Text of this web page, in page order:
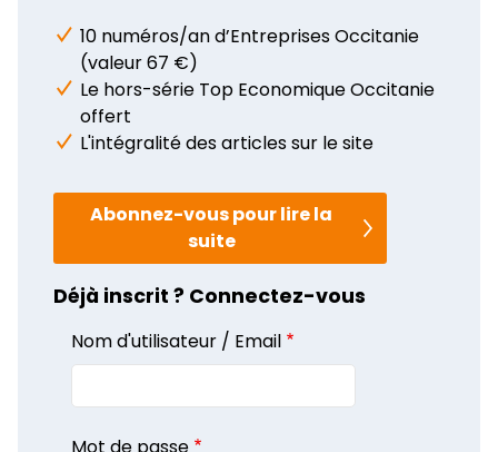
10 numéros/an d’Entreprises Occitanie
(valeur 67 €)
Le hors-série Top Economique Occitanie
offert
L'intégralité des articles sur le site
Abonnez-vous pour lire la
suite
Déjà inscrit ? Connectez-vous
Nom d'utilisateur / Email
Mot de passe